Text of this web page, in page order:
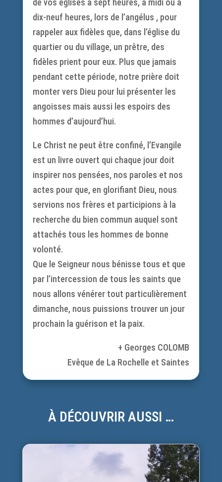
de vos églises à sept heures, à midi ou à
dix-neuf heures, lors de l’angélus , pour
rappeler aux fidèles que, dans l’église du
quartier ou du village, un prêtre, des
fidèles prient pour eux. Plus que jamais
pendant cette période, notre prière doit
monter vers Dieu pour lui présenter les
angoisses mais aussi les espoirs des
hommes d’aujourd’hui.
Le Christ ne peut être confiné, l’Evangile
est un livre ouvert qui chaque jour doit
inspirer nos pensées, nos paroles et nos
actes pour que, en glorifiant Dieu, nous
servions nos frères et participions à la
recherche du bien commun auquel sont
attachés tous les hommes de bonne
volonté.
Que le Seigneur nous bénisse tous et que
par l’intercession de tous les saints que
nous allons vénérer tout particulièrement
dimanche, nous puissions trouver un jour
prochain la guérison et la paix.
+ Georges COLOMB
Evêque de La Rochelle et Saintes
À DÉCOUVRIR AUSSI …